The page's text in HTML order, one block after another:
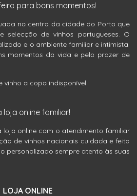
para bons momentos!
no centro da cidade do Porto que
selecção de vinhos portugueses. O
e o ambiente familiar e intimista.
momentos da vida e pelo prazer de
vinho a copo indisponível.
loja online familiar!
loja online com o atendimento familiar
de vinhos nacionais cuidada e feita
personalizado sempre atento às suas
LOJA ONLINE